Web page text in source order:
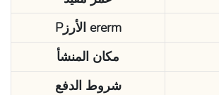
Pالأرز ererm
مكان المنشأ
شروط الدفع